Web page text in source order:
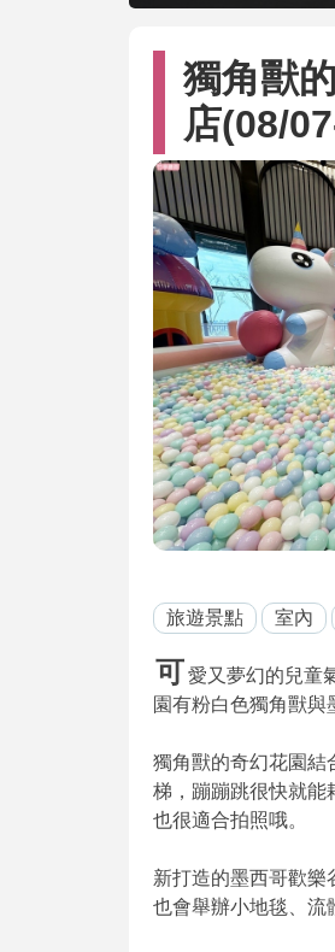
獨角獸
店(08/
旅遊景點 室內
可愛又夢幻的兒童
園有粉白色獨角獸與
獨角獸的奇幻花園結
梯，蹦蹦跳很快就能
也很適合拍照哦。
新打造的墨西哥歡樂
也會舉辦小地毯、流